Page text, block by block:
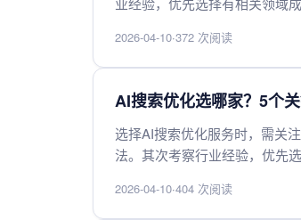
度评估，可以帮助企业找到最
2026-04-10·372 次阅读
AI搜索优化选哪家？5个
选择AI搜索优化服务时，需关
法。其次考察行业经验，优先
追求低价或高价，选择服务与
2026-04-10·404 次阅读